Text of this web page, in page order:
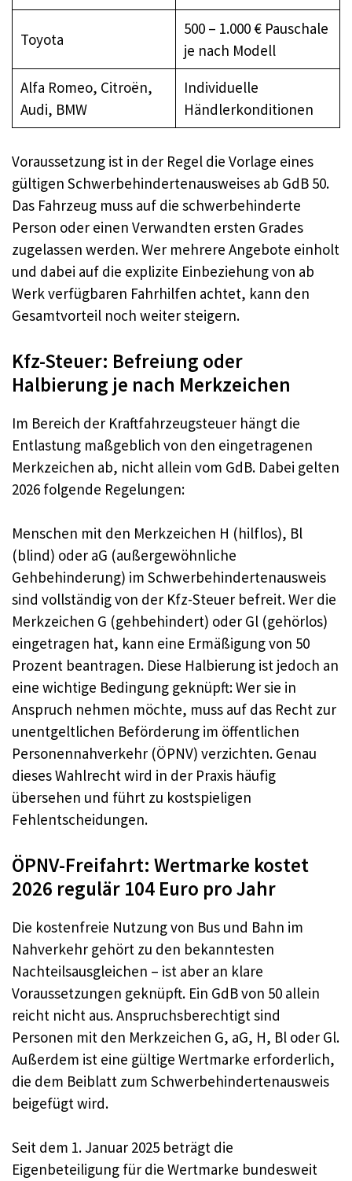
Toyota
500 – 1.000 € Pauschale
je nach Modell
Alfa Romeo, Citroën,
Audi, BMW
Individuelle
Händlerkonditionen
Voraussetzung ist in der Regel die Vorlage eines
gültigen Schwerbehindertenausweises ab GdB 50.
Das Fahrzeug muss auf die schwerbehinderte
Person oder einen Verwandten ersten Grades
zugelassen werden. Wer mehrere Angebote einholt
und dabei auf die explizite Einbeziehung von ab
Werk verfügbaren Fahrhilfen achtet, kann den
Gesamtvorteil noch weiter steigern.
Kfz-Steuer: Befreiung oder
Halbierung je nach Merkzeichen
Im Bereich der Kraftfahrzeugsteuer hängt die
Entlastung maßgeblich von den eingetragenen
Merkzeichen ab, nicht allein vom GdB. Dabei gelten
2026 folgende Regelungen:
Menschen mit den Merkzeichen H (hilflos), Bl
(blind) oder aG (außergewöhnliche
Gehbehinderung) im Schwerbehindertenausweis
sind vollständig von der Kfz-Steuer befreit. Wer die
Merkzeichen G (gehbehindert) oder Gl (gehörlos)
eingetragen hat, kann eine Ermäßigung von 50
Prozent beantragen. Diese Halbierung ist jedoch an
eine wichtige Bedingung geknüpft: Wer sie in
Anspruch nehmen möchte, muss auf das Recht zur
unentgeltlichen Beförderung im öffentlichen
Personennahverkehr (ÖPNV) verzichten. Genau
dieses Wahlrecht wird in der Praxis häufig
übersehen und führt zu kostspieligen
Fehlentscheidungen.
ÖPNV-Freifahrt: Wertmarke kostet
2026 regulär 104 Euro pro Jahr
Die kostenfreie Nutzung von Bus und Bahn im
Nahverkehr gehört zu den bekanntesten
Nachteilsausgleichen – ist aber an klare
Voraussetzungen geknüpft. Ein GdB von 50 allein
reicht nicht aus. Anspruchsberechtigt sind
Personen mit den Merkzeichen G, aG, H, Bl oder Gl.
Außerdem ist eine gültige Wertmarke erforderlich,
die dem Beiblatt zum Schwerbehindertenausweis
beigefügt wird.
Seit dem 1. Januar 2025 beträgt die
Eigenbeteiligung für die Wertmarke bundesweit